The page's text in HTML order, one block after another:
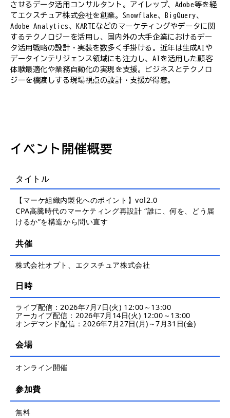
させるデータ活用コンサルタント。アイレップ、Adobe等を経
てエクスチュア株式会社を創業。Snowflake、BigQuery、
Adobe Analytics、KARTEなどのマーケティングやデータに関
するテクノロジーを活用し、国内外の大手企業におけるデー
タ活用戦略の設計・実装を数多く手掛ける。近年は生成AIや
データインテリジェンス領域にも注力し、AIを活用した顧客
体験最適化や業務自動化の実現を支援。ビジネスとテクノロ
ジーを橋渡しする現場視点の設計・支援が得意。
イベント開催概要
タイトル
【マーケ組織内製化へのポイント】vol2.0
CPA高騰時代のマーケティング再設計 “誰に、何を、どう届
けるか”を構造から問い直す
共催
株式会社オプト、エクスチュア株式会社
日時
ライブ配信：2026年7月7日(火) 12:00～13:00
アーカイブ配信：2026年7月14日(火) 12:00～13:00
オンデマンド配信：2026年7月27日(月)～7月31日(金)
会場
オンライン開催
参加費
無料